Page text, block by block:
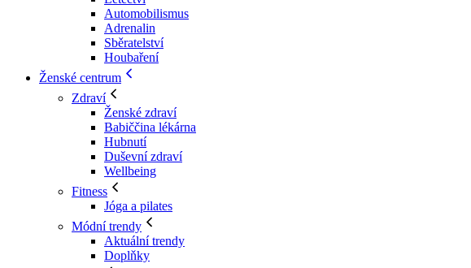
Automobilismus
Adrenalin
Sběratelství
Houbaření
Ženské centrum
Zdraví
Ženské zdraví
Babiččina lékárna
Hubnutí
Duševní zdraví
Wellbeing
Fitness
Jóga a pilates
Módní trendy
Aktuální trendy
Doplňky